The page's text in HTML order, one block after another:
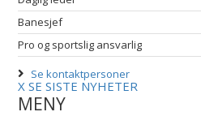
Banesjef
Pro og sportslig ansvarlig
Se kontaktpersoner
X SE SISTE NYHETER
MENY